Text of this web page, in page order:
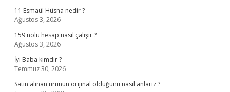
11 Esmaül Hüsna nedir ?
Ağustos 3, 2026
159 nolu hesap nasıl çalışır ?
Ağustos 3, 2026
İyi Baba kimdir ?
Temmuz 30, 2026
Satın alınan ürünün orijinal olduğunu nasıl anlarız ?